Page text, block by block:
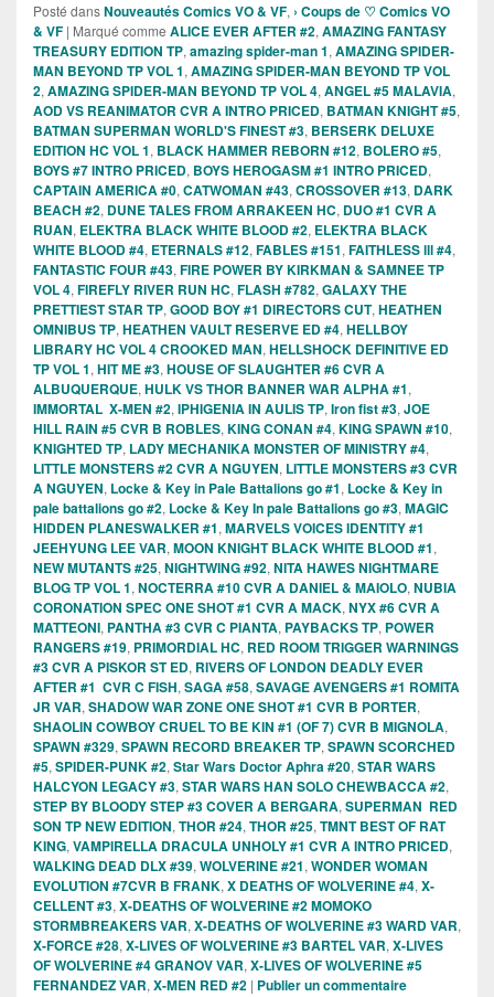
Posté dansNouveautés Comics VO & VF, › Coups de ♡ Comics VO
& VF | Marqué comme ALICE EVER AFTER #2, AMAZING FANTASY
TREASURY EDITION TP, amazing spider-man 1, AMAZING SPIDER-
MAN BEYOND TP VOL 1, AMAZING SPIDER-MAN BEYOND TP VOL
2, AMAZING SPIDER-MAN BEYOND TP VOL 4, ANGEL #5 MALAVIA,
AOD VS REANIMATOR CVR A INTRO PRICED, BATMAN KNIGHT #5,
BATMAN SUPERMAN WORLD'S FINEST #3, BERSERK DELUXE
EDITION HC VOL 1, BLACK HAMMER REBORN #12, BOLERO #5,
BOYS #7 INTRO PRICED, BOYS HEROGASM #1 INTRO PRICED,
CAPTAIN AMERICA #0, CATWOMAN #43, CROSSOVER #13, DARK
BEACH #2, DUNE TALES FROM ARRAKEEN HC, DUO #1 CVR A
RUAN, ELEKTRA BLACK WHITE BLOOD #2, ELEKTRA BLACK
WHITE BLOOD #4, ETERNALS #12, FABLES #151, FAITHLESS lll #4,
FANTASTIC FOUR #43, FIRE POWER BY KIRKMAN & SAMNEE TP
VOL 4, FIREFLY RIVER RUN HC, FLASH #782, GALAXY THE
PRETTIEST STAR TP, GOOD BOY #1 DIRECTORS CUT, HEATHEN
OMNIBUS TP, HEATHEN VAULT RESERVE ED #4, HELLBOY
LIBRARY HC VOL 4 CROOKED MAN, HELLSHOCK DEFINITIVE ED
TP VOL 1, HIT ME #3, HOUSE OF SLAUGHTER #6 CVR A
ALBUQUERQUE, HULK VS THOR BANNER WAR ALPHA #1,
IMMORTAL X-MEN #2, IPHIGENIA IN AULIS TP, Iron fist #3, JOE
HILL RAIN #5 CVR B ROBLES, KING CONAN #4, KING SPAWN #10,
KNIGHTED TP, LADY MECHANIKA MONSTER OF MINISTRY #4,
LITTLE MONSTERS #2 CVR A NGUYEN, LITTLE MONSTERS #3 CVR
A NGUYEN, Locke & Key in Pale Battalions go #1, Locke & Key in
pale battalions go #2, Locke & Key In pale Battalions go #3, MAGIC
HIDDEN PLANESWALKER #1, MARVELS VOICES IDENTITY #1
JEEHYUNG LEE VAR, MOON KNIGHT BLACK WHITE BLOOD #1,
NEW MUTANTS #25, NIGHTWING #92, NITA HAWES NIGHTMARE
BLOG TP VOL 1, NOCTERRA #10 CVR A DANIEL & MAIOLO, NUBIA
CORONATION SPEC ONE SHOT #1 CVR A MACK, NYX #6 CVR A
MATTEONI, PANTHA #3 CVR C PIANTA, PAYBACKS TP, POWER
RANGERS #19, PRIMORDIAL HC, RED ROOM TRIGGER WARNINGS
#3 CVR A PISKOR ST ED, RIVERS OF LONDON DEADLY EVER
AFTER #1 CVR C FISH, SAGA #58, SAVAGE AVENGERS #1 ROMITA
JR VAR, SHADOW WAR ZONE ONE SHOT #1 CVR B PORTER,
SHAOLIN COWBOY CRUEL TO BE KIN #1 (OF 7) CVR B MIGNOLA,
SPAWN #329, SPAWN RECORD BREAKER TP, SPAWN SCORCHED
#5, SPIDER-PUNK #2, Star Wars Doctor Aphra #20, STAR WARS
HALCYON LEGACY #3, STAR WARS HAN SOLO CHEWBACCA #2,
STEP BY BLOODY STEP #3 COVER A BERGARA, SUPERMAN RED
SON TP NEW EDITION, THOR #24, THOR #25, TMNT BEST OF RAT
KING, VAMPIRELLA DRACULA UNHOLY #1 CVR A INTRO PRICED,
WALKING DEAD DLX #39, WOLVERINE #21, WONDER WOMAN
EVOLUTION #7CVR B FRANK, X DEATHS OF WOLVERINE #4, X-
CELLENT #3, X-DEATHS OF WOLVERINE #2 MOMOKO
STORMBREAKERS VAR, X-DEATHS OF WOLVERINE #3 WARD VAR,
X-FORCE #28, X-LIVES OF WOLVERINE #3 BARTEL VAR, X-LIVES
OF WOLVERINE #4 GRANOV VAR, X-LIVES OF WOLVERINE #5
FERNANDEZ VAR, X-MEN RED #2 | Publier un commentaire